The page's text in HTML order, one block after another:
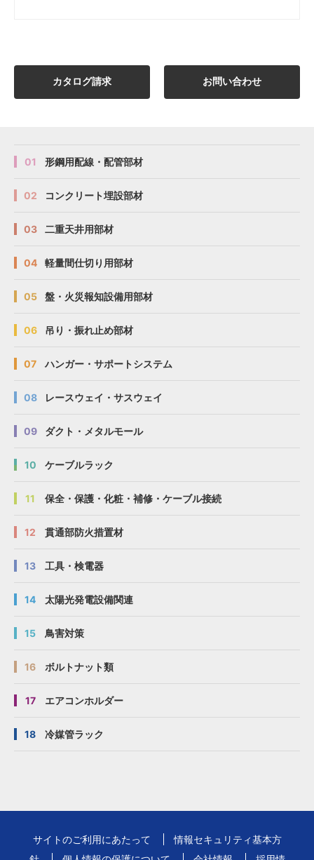
カタログ請求 お問い合わせ
01 形鋼用配線・配管部材
02 コンクリート埋設部材
03 二重天井用部材
04 軽量間仕切り用部材
05 盤・火災報知設備用部材
06 吊り・振れ止め部材
07 ハンガー・サポートシステム
08 レースウェイ・サスウェイ
09 ダクト・メタルモール
10 ケーブルラック
11 保全・保護・化粧・補修・ケーブル接続
12 貫通部防火措置材
13 工具・検電器
14 太陽光発電設備関連
15 鳥害対策
16 ボルトナット類
17 エアコンホルダー
18 冷媒管ラック
サイトのご利用にあたって
情報セキュリティ基本方